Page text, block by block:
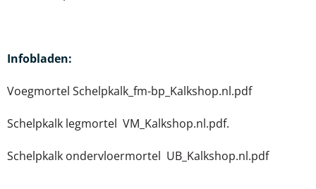
Infobladen:
Voegmortel Schelpkalk_fm-bp_Kalkshop.nl.pdf
Schelpkalk legmortel VM_Kalkshop.nl.pdf.
Schelpkalk ondervloermortel UB_Kalkshop.nl.pdf